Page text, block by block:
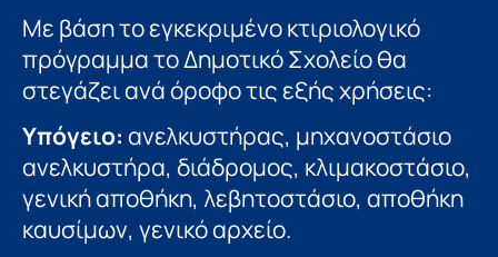
Με βάση το εγκεκριμένο κτιριολογικό
πρόγραμμα το Δημοτικό Σχολείο θα
στεγάζει ανά όροφο τις εξής χρήσεις:
Υπόγειο: ανελκυστήρας, μηχανοστάσιο
ανελκυστήρα, διάδρομος, κλιμακοστάσιο,
γενική αποθήκη, λεβητοστάσιο, αποθήκη
καυσίμων, γενικό αρχείο.